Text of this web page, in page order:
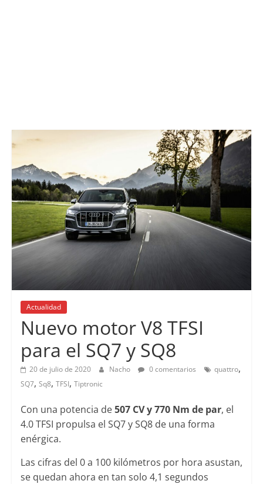
Actualidad
Nuevo motor V8 TFSI
para el SQ7 y SQ8
20 de julio de 2020 Nacho 0 comentarios quattro,
SQ7, Sq8, TFSI, Tiptronic
Con una potencia de507 CV y 770 Nm de par, el
4.0 TFSI propulsa el SQ7 y SQ8 de una forma
enérgica.
Las cifras del 0 a 100 kilómetros por hora asustan,
se quedan ahora en tan solo 4,1 segundos